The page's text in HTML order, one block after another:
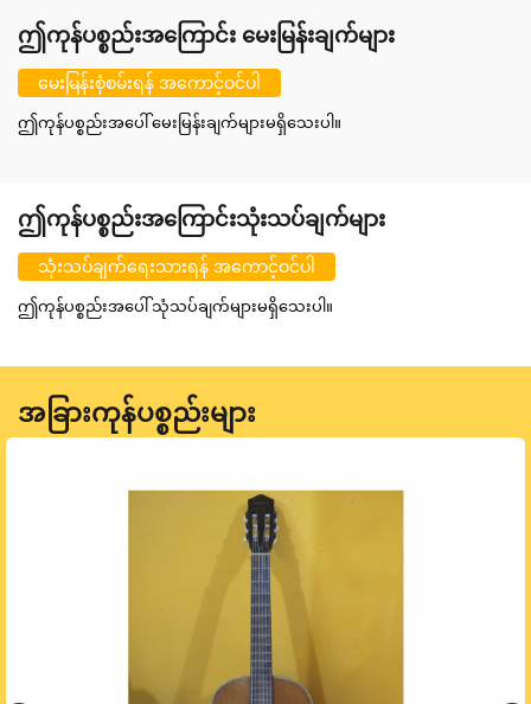
ဤကုန်ပစ္စည်းအကြောင်း မေးမြန်းချက်များ
မေးမြန်းစုံစမ်းရန် အကောင့်ဝင်ပါ
ဤကုန်ပစ္စည်းအပေါ် မေးမြန်းချက်များမရှိသေးပါ။
ဤကုန်ပစ္စည်းအကြောင်းသုံးသပ်ချက်များ
သုံးသပ်ချက်ရေးသားရန် အကောင့်ဝင်ပါ
ဤကုန်ပစ္စည်းအပေါ် သုံသပ်ချက်များမရှိသေးပါ။
အခြားကုန်ပစ္စည်းများ